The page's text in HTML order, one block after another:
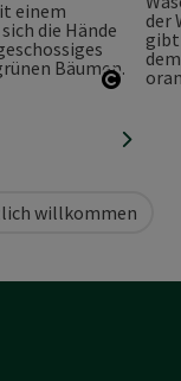
willkommen